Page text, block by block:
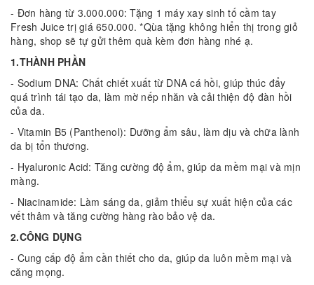
- Đơn hàng từ 3.000.000: Tặng 1 máy xay sinh tố cầm tay
Fresh Juice trị giá 650.000. *Qùa tặng không hiển thị trong giỏ
hàng, shop sẽ tự gửi thêm quà kèm đơn hàng nhé ạ.
1.THÀNH PHẦN
- Sodium DNA: Chất chiết xuất từ DNA cá hồi, giúp thúc đẩy
quá trình tái tạo da, làm mờ nếp nhăn và cải thiện độ đàn hồi
của da.
- Vitamin B5 (Panthenol): Dưỡng ẩm sâu, làm dịu và chữa lành
da bị tổn thương.
- Hyaluronic Acid: Tăng cường độ ẩm, giúp da mềm mại và mịn
màng.
- Niacinamide: Làm sáng da, giảm thiểu sự xuất hiện của các
vết thâm và tăng cường hàng rào bảo vệ da.
2.CÔNG DỤNG
- Cung cấp độ ẩm cần thiết cho da, giúp da luôn mềm mại và
căng mọng.